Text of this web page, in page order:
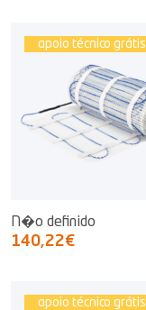
apoio técnico grátis
N�o definido
140,22€
apoio técnico grátis